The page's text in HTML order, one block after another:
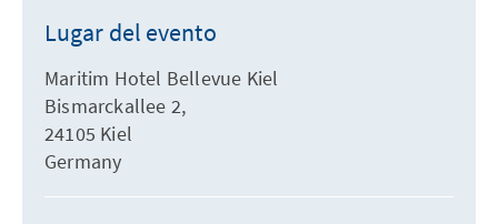
Lugar del evento
Maritim Hotel Bellevue Kiel
Bismarckallee 2,
24105 Kiel
Germany